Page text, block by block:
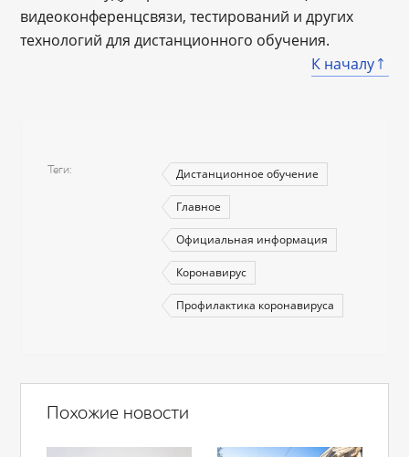
видеоконференцсвязи, тестирований и других
технологий для дистанционного обучения.
К началу
Теги Дистанционное обучение
Главное
Официальная информация
Коронавирус
Профилактика коронавируса
Похожие новости